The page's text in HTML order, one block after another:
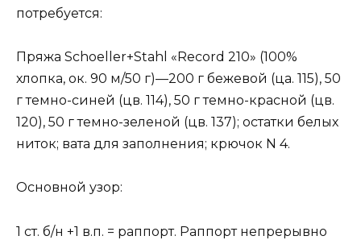
потребуется:
Пряжа Schoeller+Stahl «Record 210» (100%
хлопка, ок. 90 м/50 г)—200 г бежевой (ца. 115), 50
г темно-синей (цв. 114), 50 г темно-красной (цв.
120), 50 г темно-зеленой (цв. 137); остатки белых
ниток; вата для заполнения; крючок N 4.
Основной узор:
1 ст. б/н +1 в.п. = раппорт. Раппорт непрерывно